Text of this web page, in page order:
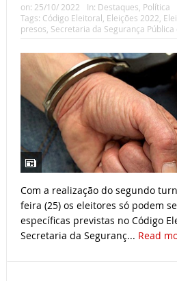
on: 25/10/ 2022 In: Destaques Política
Tags: Código Eleitoral Eleições 2022
presos Secretaria da Segurança Pública
Com a realização do segundo
feira (25) os eleitores só podem
específicas previstas no Código
Secretaria da Seguranç... Read